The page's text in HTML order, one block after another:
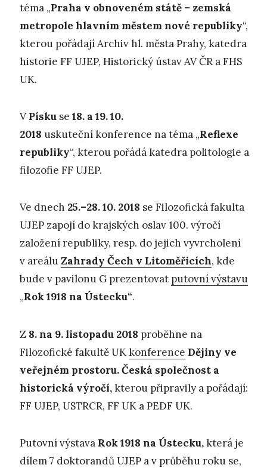
téma „Praha v obnoveném státě – zemská
metropole hlavním městem nové republiky“,
kterou pořádají Archiv hl. města Prahy, katedra
historie FF UJEP, Historický ústav AV ČR a FHS
UK.
VPísku se 18. a 19. 10.
2018 uskuteční konference na téma „Reflexe
republiky“, kterou pořádá katedra politologie a
filozofie FF UJEP.
Ve dnech 25.–28. 10. 2018 se Filozofická fakulta
UJEP zapojí do krajských oslav 100. výročí
založení republiky, resp. do jejich vyvrcholení
v areáluZahrady Čech v Litoměřicích, kde
bude v pavilonu G prezentovat putovní výstavu
„Rok 1918 na Ústecku“.
Z 8. na 9. listopadu 2018 proběhne na
Filozofické fakultě UKkonference Dějiny ve
veřejném prostoru. Česká společnost a
historická výročí,kterou připravily a pořádají:
FF UJEP, USTRCR, FF UK a PEDF UK.
Putovní výstava Rok 1918 na Ústecku,která je
dílem 7 doktorandů UJEP a v průběhu roku se,